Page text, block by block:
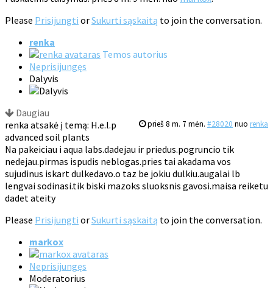
Please Prisijungti orSukurti sąskaitą to join the conversation.
renka
Temos autorius
Neprisijungęs
Dalyvis
Daugiau
prieš 8 m. 7 mėn. #28020 nuo renka
renka atsakė į temą: H.e.l.p
advanced soil plants
Na pakeiciau i aqua labs.dadejau ir priedus.pogruncio tik
nedejau.pirmas ispudis neblogas.pries tai akadama vos
sujudinus iskart dulkedavo.o taz be jokiu dulkiu.augalai lb
lengvai sodinasi.tik biski mazoks sluoksnis gavosi.maisa reiketu
dadet ateity
Please Prisijungti orSukurti sąskaitą to join the conversation.
markox
Neprisijungęs
Moderatorius